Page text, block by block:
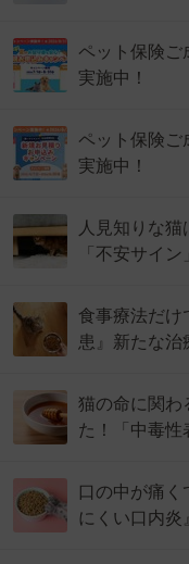
ペット保険ご
実施中！
ペット保険ご
実施中！
人見知りな
「不安サイ
食事療法だけ
患』新たな
猫の命に関わ
た！「中毒
口の中が痛く
にくい口内